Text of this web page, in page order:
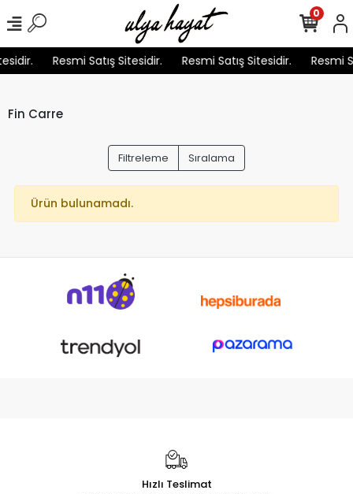
Resmi Satış Sitesidir. Resmi Satış Sitesidir. Resmi
0
Fin Carre
Filtreleme Sıralama
Ürün bulunamadı.
Hızlı Teslimat